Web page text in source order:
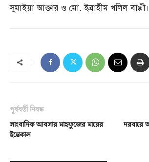
সুমাইয়া আক্তার ও মো.ইব্রাহীম খলিল বাপ্পী।
পূর্ববর্তী নিবন্ধ
সাংবাদিক আবসার মাহফুজের মায়ের
ইন্তেকাল
দরবারে